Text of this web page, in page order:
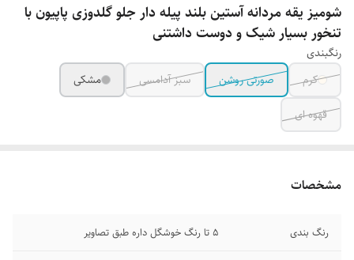
شومیز یقه مردانه آستین بلند پیله دار جلو گلدوزی پاپیون با
تنخور بسیار شیک و دوست داشتنی
رنگبندی
کرم
صورتی روشن سبز آدامسی
مشکی
قهوه ای
مشخصات
رنگ بندی 5 تا رنگ خوشگل داره طبق تصاویر